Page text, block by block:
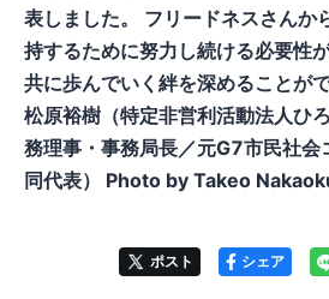
表しました。 フリードネスさんか
持するために努力し続ける必要性
共に歩んでいく絆を深めることが
松原裕樹（特定非営利活動法人ひ
務理事・事務局長／元G7市民社
同代表） Photo by Takeo
ポスト シェア